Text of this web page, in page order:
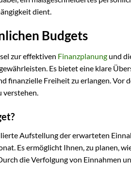
dient.
Budgets
zur effektiven Finanzplanung und
Es bietet eine klare
finanzielle Freiheit zu erlangen. Vor
verstehen.
Aufstellung der erwarteten
Es ermöglicht Ihnen, zu planen,
die Verfolgung von Einnahmen